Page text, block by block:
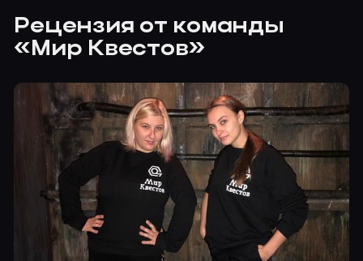
Рецензия от команды
«Мир Квестов»